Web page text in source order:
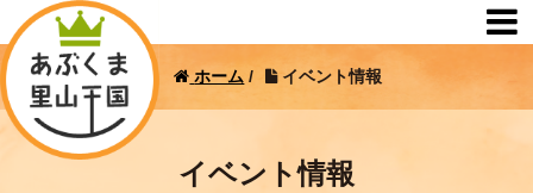
ホーム / イベント情報
イベント情報